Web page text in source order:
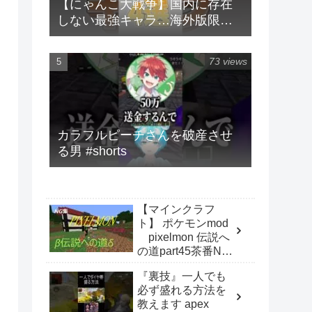
【にゃんこ大戦争】国内に存在
しない最強キャラ…海外版限定
キャラ4選！！【にゃんこ大戦争
ゆっくり解説】#shorts
カラフルピーチさんを破産させ
る男 #shorts
73 views
【マインクラフ
ト】 ポケモンmod
pixelmon 伝説へ
の道part45茶番NG
『裏技』一人でも
必ず盛れる方法を
教えます apex